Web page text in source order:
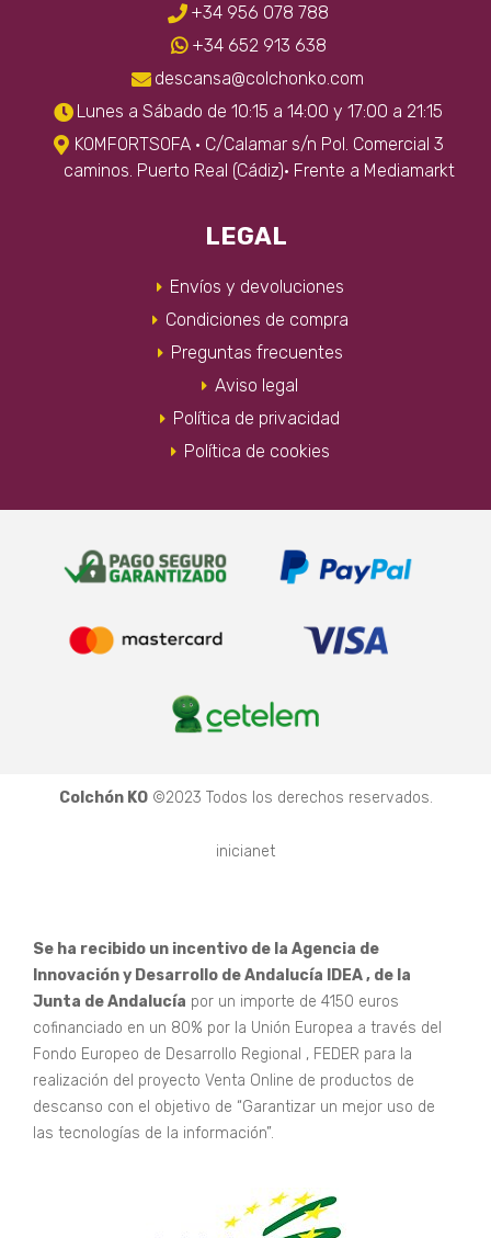
+34 956 078 788
+34 652 913 638
descansa@colchonko.com
Lunes a Sábado de 10:15 a 14:00 y 17:00 a 21:15
KOMFORTSOFA · C/Calamar s/n Pol. Comercial 3
caminos. Puerto Real (Cádiz)· Frente a Mediamarkt
LEGAL
Envíos y devoluciones
Condiciones de compra
Preguntas frecuentes
Aviso legal
Política de privacidad
Política de cookies
Colchón KO©2023 Todos los derechos reservados.
inicianet
Se ha recibido un incentivo de la Agencia de
Innovación y Desarrollo de Andalucía IDEA , de la
Junta de Andalucía por un importe de 4150 euros
cofinanciado en un 80% por la Unión Europea a través del
Fondo Europeo de Desarrollo Regional , FEDER para la
realización del proyecto Venta Online de productos de
descanso con el objetivo de “Garantizar un mejor uso de
las tecnologías de la información”.